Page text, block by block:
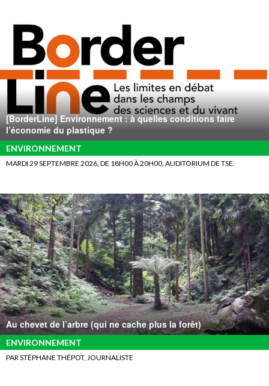
[BorderLine] Environnement : à quelles conditions faire
l’économie du plastique ?
ENVIRONNEMENT
MARDI 29 SEPTEMBRE 2026, DE 18H00 À 20H00, AUDITORIUM DE TSE.
Au chevet de l’arbre (qui ne cache plus la forêt)
ENVIRONNEMENT
PAR STÉPHANE THÉPOT, JOURNALISTE